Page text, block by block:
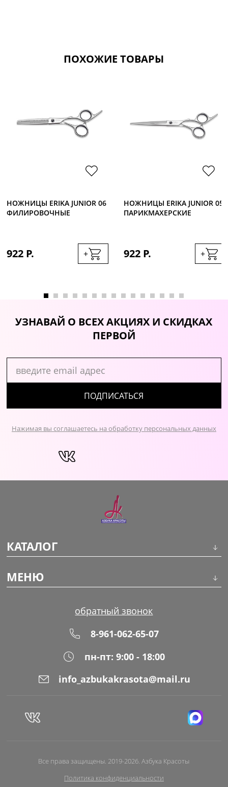
ПОХОЖИЕ ТОВАРЫ
НОЖНИЦЫ ERIKA JUNIOR 06
ФИЛИРОВОЧНЫЕ
922 Р. +
НОЖНИЦЫ ERIKA JUNIOR 05
ПАРИКМАХЕРСКИЕ
922 Р. +
УЗНАВАЙ О ВСЕХ АКЦИЯХ И СКИДКАХ
ПЕРВОЙ
ПОДПИСАТЬСЯ
Нажимая вы соглашаетесь на обработку персональных данных
КАТАЛОГ
Макияж
МЕНЮ
Оплата
обратный звонок
8-961-062-65-07
пн-пт: 9:00 - 18:00
info_azbukakrasota@mail.ru
Все права защищены. 2019-2026. Азбука Красоты
Политика конфиденциальности